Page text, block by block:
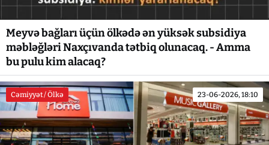
Meyvə bağları üçün ölkədə ən yüksək subsidiya
məbləğləri Naxçıvanda tətbiq olunacaq. - Amma
bu pulu kim alacaq?
Cəmiyyət / Ölkə 23-06-2026, 18:10